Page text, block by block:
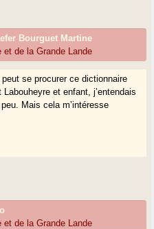
Bourguet Martine
et de la Grande Lande
se procurer ce dictionnaire
et enfant, j’entendais
Mais cela m’intéresse
et de la Grande Lande